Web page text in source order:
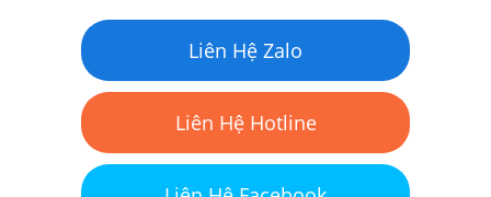
Liên Hệ Zalo
Liên Hệ Hotline